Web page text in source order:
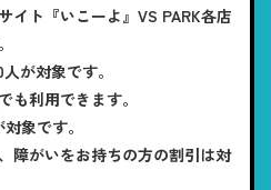
ト『いこーよ』VS PARK各店
が対象です。
利用できます。
象です。
障がいをお持ちの方の割引は対